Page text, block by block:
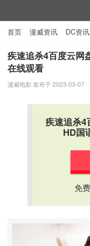
首页 漫威资讯 DC资讯
电视剧资源 漫威图片
疾速追杀4百度云网
在线观看
漫威电影 发布于 2023-03-07
疾速追杀4
HD国
免